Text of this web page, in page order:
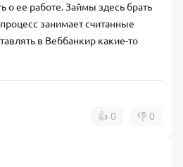
о ее работе. Займы здесь брать
занимает считанные
в Веббанкир какие-то
👍 0 👎 0